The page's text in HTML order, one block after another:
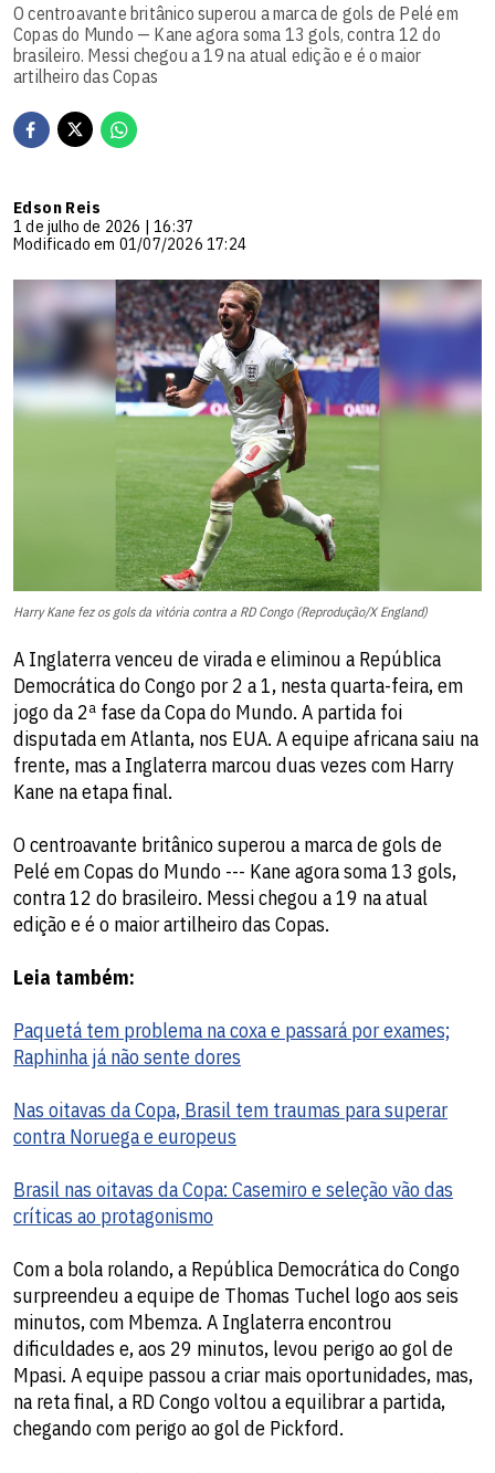
O centroavante britânico superou a marca de gols de Pelé em
Copas do Mundo — Kane agora soma 13 gols, contra 12 do
brasileiro. Messi chegou a 19 na atual edição e é o maior
artilheiro das Copas
Edson Reis
1 de julho de 2026 | 16:37
Modificado em 01/07/2026 17:24
Harry Kane fez os gols da vitória contra a RD Congo (Reprodução/X England)
A Inglaterra venceu de virada e eliminou a República
Democrática do Congo por 2 a 1, nesta quarta-feira, em
jogo da 2ª fase da Copa do Mundo. A partida foi
disputada em Atlanta, nos EUA. A equipe africana saiu na
frente, mas a Inglaterra marcou duas vezes com Harry
Kane na etapa final.
O centroavante britânico superou a marca de gols de
Pelé em Copas do Mundo --- Kane agora soma 13 gols,
contra 12 do brasileiro. Messi chegou a 19 na atual
edição e é o maior artilheiro das Copas.
Leia também:
Paquetá tem problema na coxa e passará por exames;
Raphinha já não sente dores
Nas oitavas da Copa, Brasil tem traumas para superar
contra Noruega e europeus
Brasil nas oitavas da Copa: Casemiro e seleção vão das
críticas ao protagonismo
Com a bola rolando, a República Democrática do Congo
surpreendeu a equipe de Thomas Tuchel logo aos seis
minutos, com Mbemza. A Inglaterra encontrou
dificuldades e, aos 29 minutos, levou perigo ao gol de
Mpasi. A equipe passou a criar mais oportunidades, mas,
na reta final, a RD Congo voltou a equilibrar a partida,
chegando com perigo ao gol de Pickford.